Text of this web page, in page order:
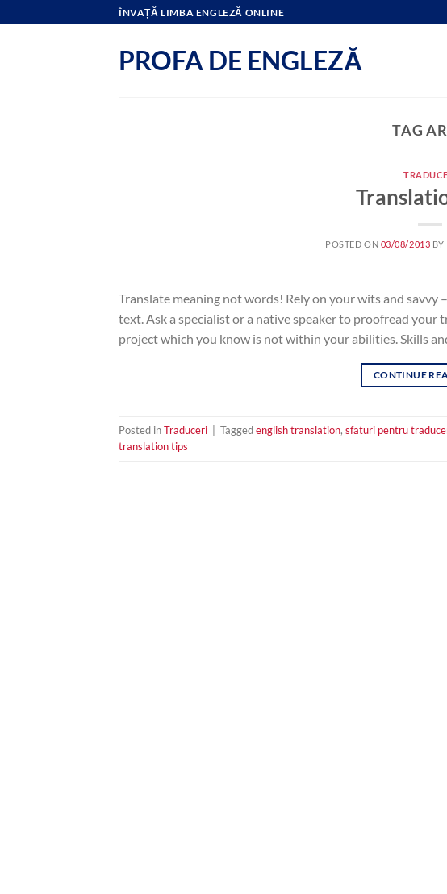
to
ÎNVAȚĂ LIMBA ENGLEZĂ ONLINE
PROFA DE ENGLEZĂ
TAG
POSTED ON 03/08/2013 BY
Translate meaning not words! Rely on your wits and
text. Ask a specialist or a native speaker to proofread
project which you know is not within your abilities. Skills
CONTINUE
Posted inTraduceri Taggedenglish translation, sfaturi pentru
translation tips